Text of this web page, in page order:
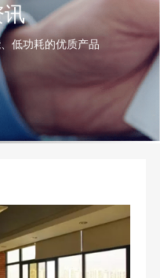
讯
低功耗的优质产品